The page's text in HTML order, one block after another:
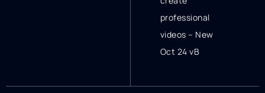
professional
videos – New
Oct 24 vB